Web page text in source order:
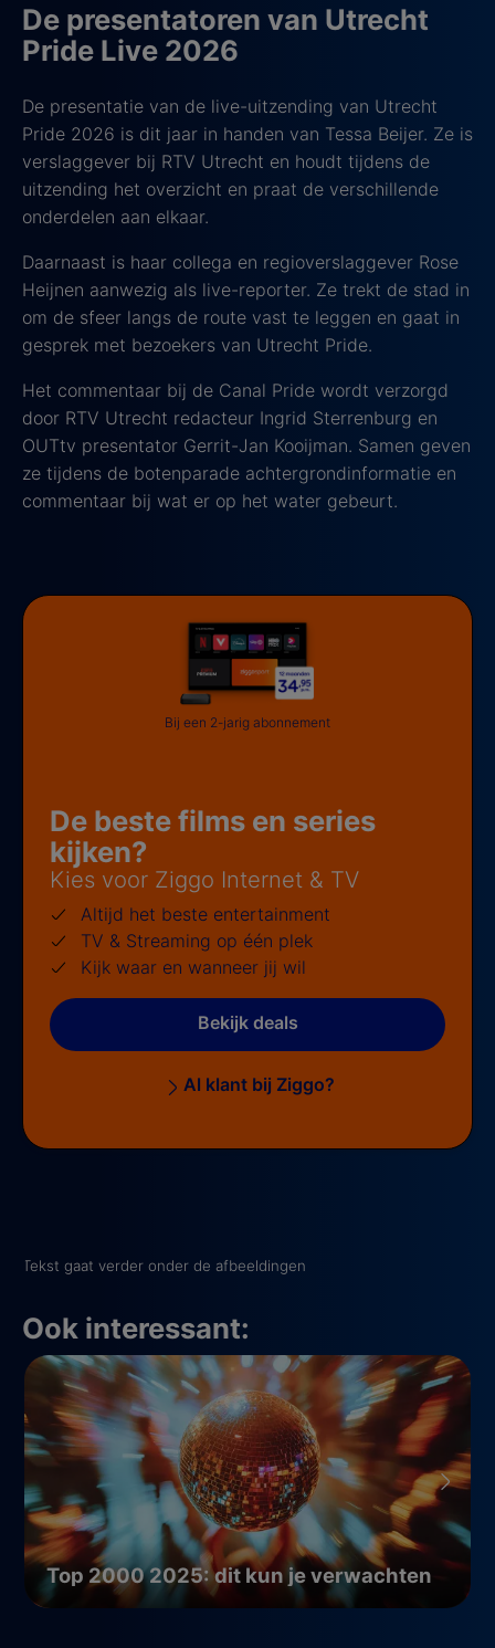
De presentatoren van Utrecht
Pride Live 2026
De presentatie van de live-uitzending van Utrecht
Pride 2026 is dit jaar in handen van Tessa Beijer. Ze is
verslaggever bij RTV Utrecht en houdt tijdens de
uitzending het overzicht en praat de verschillende
onderdelen aan elkaar.
Daarnaast is haar collega en regioverslaggever Rose
Heijnen aanwezig als live-reporter. Ze trekt de stad in
om de sfeer langs de route vast te leggen en gaat in
gesprek met bezoekers van Utrecht Pride.
Het commentaar bij de Canal Pride wordt verzorgd
door RTV Utrecht redacteur Ingrid Sterrenburg en
OUTtv presentator Gerrit-Jan Kooijman. Samen geven
ze tijdens de botenparade achtergrondinformatie en
commentaar bij wat er op het water gebeurt.
De beste films en series
kijken?
Kies voor Ziggo Internet & TV
Altijd het beste entertainment
TV & Streaming op één plek
Kijk waar en wanneer jij wil
Bekijk deals
Al klant bij Ziggo?
Bij een 2-jarig abonnement
Tekst gaat verder onder de afbeeldingen
Ook interessant:
Top 2000 2025: dit kun je verwachten